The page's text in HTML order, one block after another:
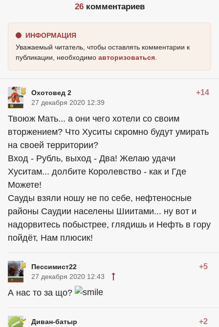
26комментариев
ИНФОРМАЦИЯ
Уважаемый читатель, чтобы оставлять комментарии к
публикации, необходимо авторизоваться
Охотовед 2 +14
27 декабря 2020 12:39
Твоюж Мать... а они чего хотели со своим
вторжением? Что Хуситы скромно будут умирать
на своей территории?
Вход - Рубль, выход - Два! Желаю удачи
Хуситам... долбите Королевство - как и Где
Можете!
Сауды взяли ношу не по себе, нефтеносные
районы Саудии населены Шиитами... ну вот и
надорвитесь побыстрее, глядишь и Нефть в гору
пойдёт, Нам плюсик!
Пессимист22 +5
27 декабря 2020 12:43
А нас то за що?
Диван-батыр +2